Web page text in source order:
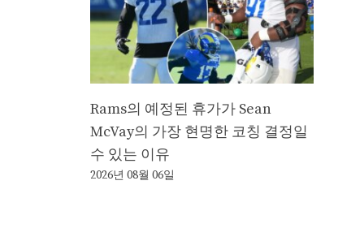
Rams의 예정된 휴가가 Sean
McVay의 가장 현명한 코칭 결정일
수 있는 이유
2026년 08월 06일